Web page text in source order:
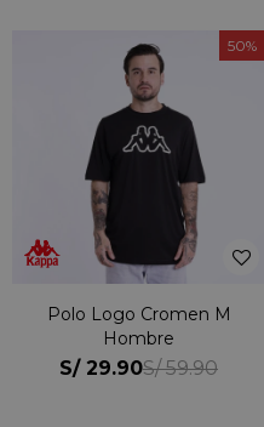
50
Polo Logo Cromen M
Hombre
S/ 29.90S/ 59.90